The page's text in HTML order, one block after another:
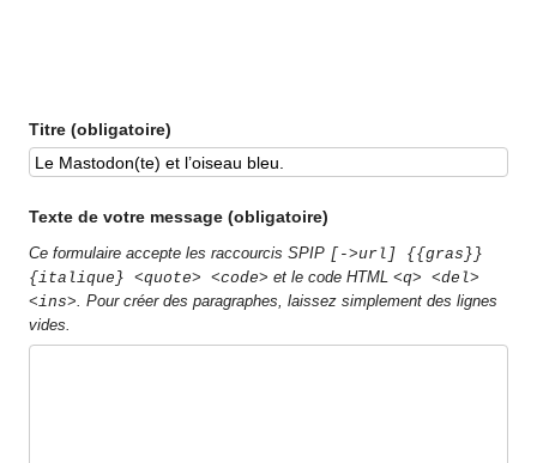
Titre (obligatoire)
Texte de votre message (obligatoire)
Ce formulaire accepte les raccourcis SPIP [->url] {{gras}}
{italique} <quote> <code> et le code HTML<q> <del>
<ins>. Pour créer des paragraphes, laissez simplement des lignes
vides.